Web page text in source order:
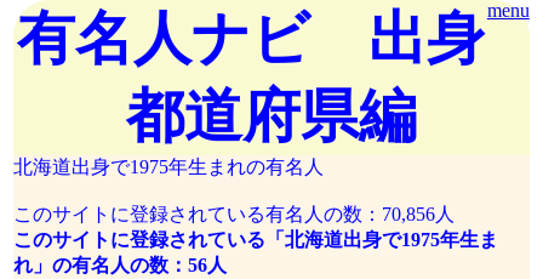
menu
有名人ナビ 出身
都道府県編
北海道出身で1975年生まれの有名人
このサイトに登録されている有名人の数：70,856人
このサイトに登録されている「北海道出身で1975年生ま
れ」の有名人の数：56人